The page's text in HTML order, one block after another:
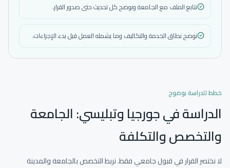
نتابع الملف مع الجامعة ونوضح كل تحديث حتى صدور القرار.
نوضح نطاق الخدمة والتكاليف وما يشمله العمل قبل بدء الإجراءات.
خطط للدراسة بوضوح
الدراسة في جورجيا وتبليسي: الجامعة
والتخصص والتكلفة
لا نختصر القرار في قبول جامعي فقط. نربط التخصص بالجامعة والمدينة